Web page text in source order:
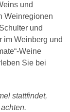
und
Weinregionen
und
im Weinberg und
Weine
Sie bei
stattfindet,